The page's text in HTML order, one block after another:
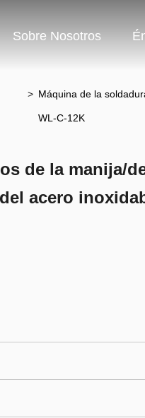
Sobre Nosotros
> Máquina de la
WL-C-12K
de la manija/
acero